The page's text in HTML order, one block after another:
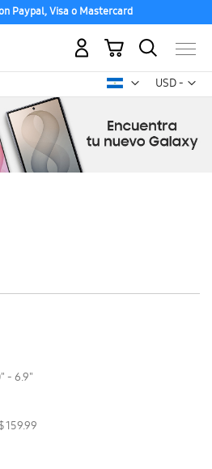
Paypal, Visa o Mastercard
USD -
dólar
Mi carrito
- 6.9"
159.99